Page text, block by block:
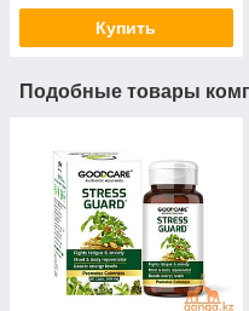
Купить
Подобные товары